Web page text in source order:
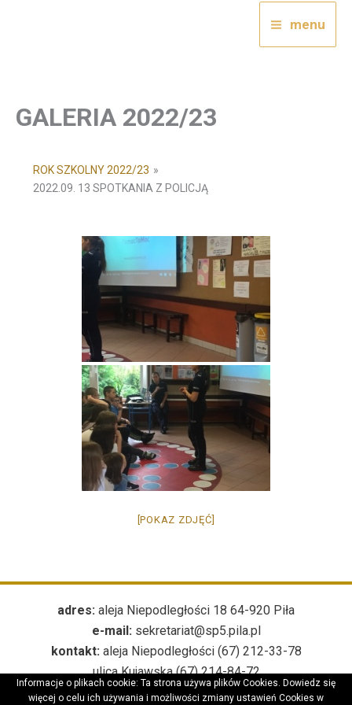
menu
GALERIA 2022/23
ROK SZKOLNY 2022/23 »
2022.09. 13 SPOTKANIA Z POLICJĄ
[POKAZ ZDJĘĆ]
adres: aleja Niepodległości 18 64-920 Piła
e-mail: sekretariat@sp5.pila.pl
kontakt: aleja Niepodległości (67) 212-33-78
ulica Kujawska (67) 214-84-72
***
Informacje o plikach cookie: Ta strona używa plików Cookies. Dowiedz się
więcej o celu ich używania i możliwości zmiany ustawień Cookies w